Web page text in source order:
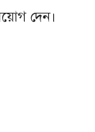
দেন।